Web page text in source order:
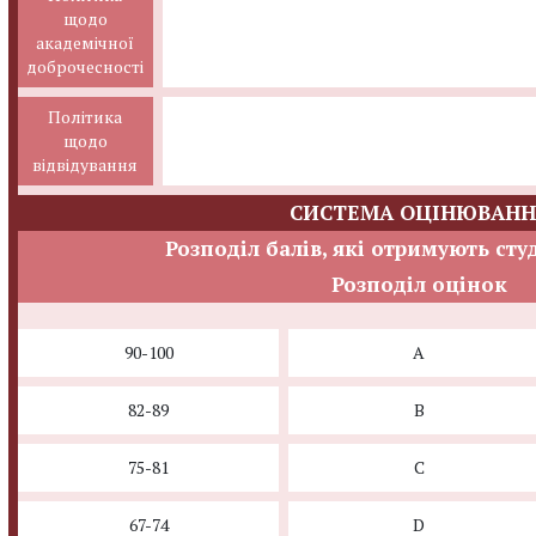
щодо
академічної
доброчесності
Політика
щодо
відвідування
СИСТЕМА
Розподіл балів, які отримують
Розподіл оцінок
90-100 A
82-89 B
75-81 C
67-74 D